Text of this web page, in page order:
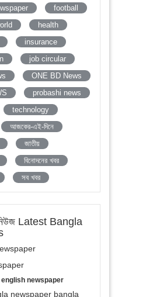
football
health
insurance
job circular
ONE BD News
probashi news
technology
আজকের-এই-দিনে
জাতীয়
বিনোদনের খবর
সব খবর
নিউজ Latest Bangla
english newspaper
newspaper bangla